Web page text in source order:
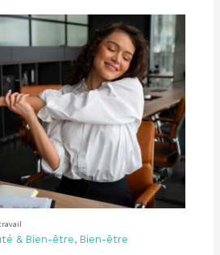
& Bien-être, Bien-être